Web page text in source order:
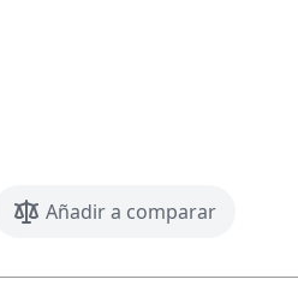
Añadir a comparar